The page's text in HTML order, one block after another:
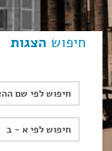
חיפוש הצגות
חיפוש לפי שם
חיפוש לפי א - ב
חיפוש לפי א - ב